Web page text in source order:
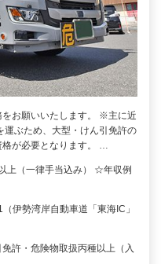
お願いいたします。 ※主に近
ぶため、大型・けん引免許の
が必要となります。 …
上（一律手当込み） ☆年収例
伊勢湾岸自動車道「東海IC」
許・危険物取扱丙種以上（入